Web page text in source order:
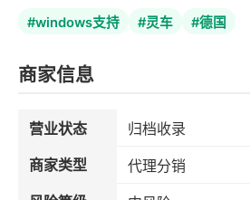
#windows支持 #灵车 #德国
商家信息
营业状态
归档收录
商家类型
代理分销